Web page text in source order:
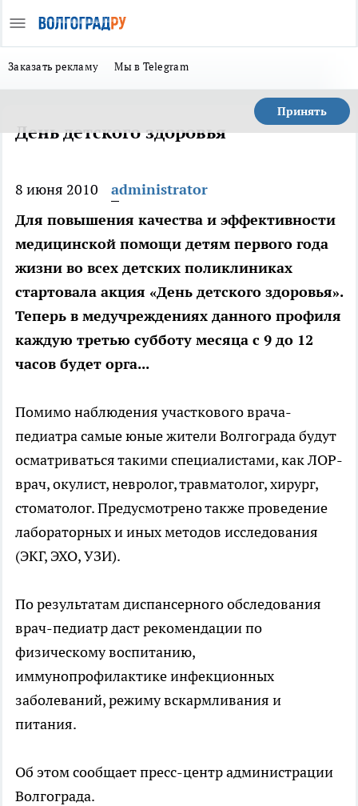
Заказать рекламу Мы в Telegram
Принять
День детского здоровья
8 июня 2010
administrator
Для повышения качества и эффективности
медицинской помощи детям первого года
жизни во всех детских поликлиниках
стартовала акция «День детского здоровья».
Теперь в медучреждениях данного профиля
каждую третью субботу месяца с 9 до 12
часов будет орга...
Помимо наблюдения участкового врача-
педиатра самые юные жители Волгограда будут
осматриваться такими специалистами, как ЛОР-
врач, окулист, невролог, травматолог, хирург,
стоматолог. Предусмотрено также проведение
лабораторных и иных методов исследования
(ЭКГ, ЭХО, УЗИ).
По результатам диспансерного обследования
врач-педиатр даст рекомендации по
физическому воспитанию,
иммунопрофилактике инфекционных
заболеваний, режиму вскармливания и
питания.
Об этом сообщает пресс-центр администрации
Волгограда.